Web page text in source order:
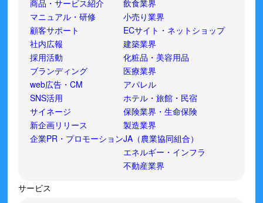
商品・サービス紹介
マニュアル・研修
顧客サポート
社内広報
採用活動
ブランディング
web広告・CM
SNS活用
サイネージ
新企画リリース
企業PR・プロモーション
飲食業界
小売り業界
ECサイト・ネットショップ
建築業界
化粧品・美容用品
医療業界
アパレル
ホテル・旅館・民宿
保険業界・生命保険
製造業界
JA（農業協同組合）
エネルギー・インフラ
不動産業界
サービス